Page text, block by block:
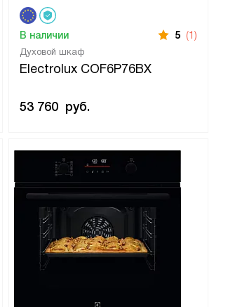
Духовой шкаф
Electrolux COF6P76BX
В наличии 5 (1)
53 760 руб.